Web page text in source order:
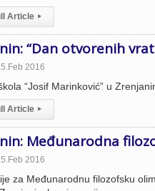
Article ▸
“Dan otvorenih
2016
“Josif Marinković” u
Article ▸
Međunarodna
2016
za Međunarodnu filozofsku